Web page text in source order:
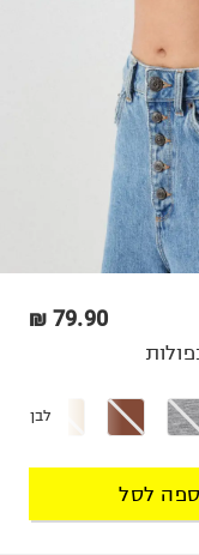
79.90 ₪
לבן
לסל